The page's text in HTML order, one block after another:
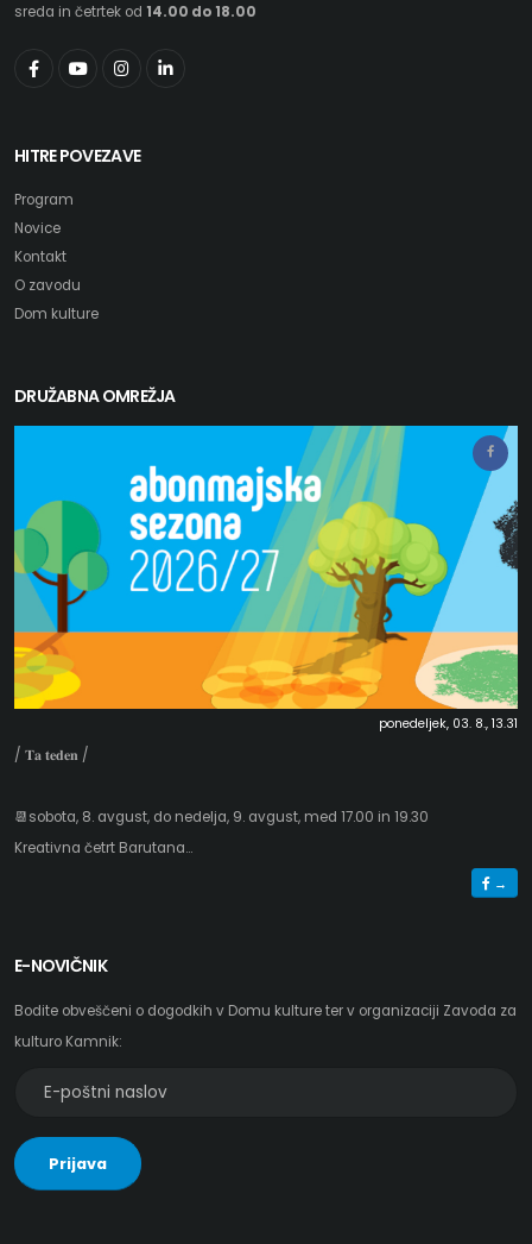
sreda in četrtek od 14.00 do 18.00
HITRE POVEZAVE
Program
Novice
Kontakt
O zavodu
Dom kulture
DRUŽABNA OMREŽJA
ponedeljek, 03. 8., 13.31
/ 𝐓𝐚 𝐭𝐞𝐝𝐞𝐧 /
📆sobota, 8. avgust, do nedelja, 9. avgust, med 17.00 in 19.30
Kreativna četrt Barutana...
→
E-NOVIČNIK
Bodite obveščeni o dogodkih v Domu kulture ter v organizaciji Zavoda za
kulturo Kamnik:
naslov
za
Prijava